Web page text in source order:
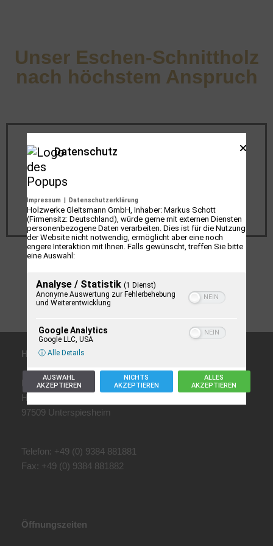
Unser Eschen-Schnittholz
nach höchstem Anspruch
Qualität
Stärke in
mm
26-32-35-40-52-65
JETZT ANFRAGEN
Hauptstandort
Holzwerke Gleitsmann GmbH
Hirtenweg 8
97509 Unterspiesheim
Telefon: +49 (0) 9384 881881
Fax: +49 (0) 9384 881882
Öffnungszeiten
Datenschutz
Impressum Datenschutzerklärung
Holzwerke Gleitsmann GmbH, Inhaber: Markus Schott
(Firmensitz: Deutschland), würde gerne mit externen Diensten
personenbezogene Daten verarbeiten. Dies ist für die Nutzung
der Website nicht notwendig, ermöglicht aber eine noch
engere Interaktion mit Ihnen. Falls gewünscht, treffen Sie bitte
eine Auswahl:
Analyse / Statistik (1 Dienst)
Anonyme Auswertung zur Fehlerbehebung
und Weiterentwicklung
Google Analytics
Google LLC, USA
ⓘ Alle Details
AUSWAHL
AKZEPTIEREN
NICHTS
AKZEPTIEREN
ALLES
AKZEPTIEREN